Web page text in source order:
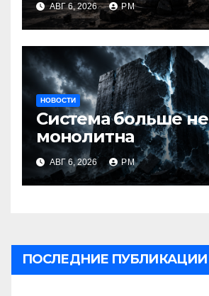
АВГ 6, 2026 РМ
НОВОСТИ
Система больше не
монолитна
АВГ 6, 2026 РМ
ПОСЛЕДНИЕ ПУБЛИКАЦИИ